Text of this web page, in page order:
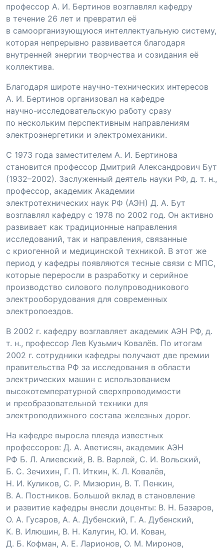
профессор А. И. Бертинов возглавлял кафедру
в течение 26 лет и превратил её
в самоорганизующуюся интеллектуальную систему,
которая непрерывно развивается благодаря
внутренней энергии творчества и созидания её
коллектива.
Благодаря широте научно-технических интересов
А. И. Бертинов организовал на кафедре
научно-исследовательскую работу сразу
по нескольким перспективным направлениям
электроэнергетики и электромеханики.
С 1973 года заместителем А. И. Бертинова
становится профессор Дмитрий Александрович Бут
(1932–2002). Заслуженный деятель науки РФ, д. т. н.,
профессор, академик Академии
электротехнических наук РФ (АЭН) Д. А. Бут
возглавлял кафедру с 1978 по 2002 год. Он активно
развивает как традиционные направления
исследований, так и направления, связанные
с криогенной и медицинской техникой. В этот же
период у кафедры появляются тесные связи с МПС,
которые переросли в разработку и серийное
производство силового полупроводникового
электрооборудования для современных
электропоездов.
В 2002 г. кафедру возглавляет академик АЭН РФ, д.
т. н., профессор Лев Кузьмич Ковалёв. По итогам
2002 г. сотрудники кафедры получают две премии
правительства РФ за исследования в области
электрических машин с использованием
высокотемпературной сверхпроводимости
и преобразовательной техники для
электроподвижного состава железных дорог.
На кафедре выросла плеяда известных
профессоров: Д. А. Аветисян, академик АЭН
РФ Б. Л. Алиевский, В. В. Варлей, С. И. Вольский,
Б. С. Зечихин, Г. П. Иткин, К. Л. Ковалёв,
Н. И. Куликов, С. Р. Мизюрин, В. Т. Пенкин,
В. А. Постников. Большой вклад в становление
и развитие кафедры внесли доценты: В. Н. Базаров,
О. А. Гусаров, А. А. Дубенский, Г. А. Дубенский,
К. В. Илюшин, В. Н. Калугин, Ю. И. Кован,
Д. Б. Кофман, А. Е. Ларионов, О. М. Миронов,